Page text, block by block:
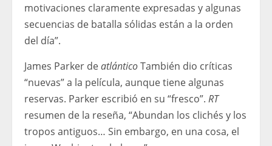
motivaciones claramente expresadas y algunas
secuencias de batalla sólidas están a la orden
del día”.
James Parker deatlánticoTambién dio críticas
“nuevas” a la película, aunque tiene algunas
reservas. Parker escribió en su “fresco”. RT
resumen de la reseña, “Abundan los clichés y los
tropos antiguos… Sin embargo, en una cosa, el